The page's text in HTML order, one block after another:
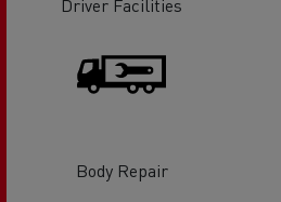
Body Repair